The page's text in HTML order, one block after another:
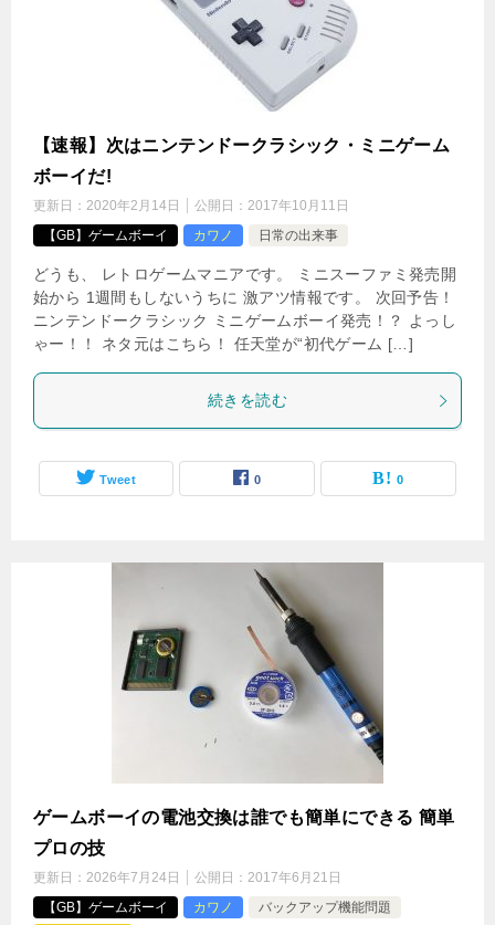
【速報】次はニンテンドークラシック・ミニゲーム
ボーイだ!
更新日： 2020年2月14日 公開日： 2017年10月11日
【GB】ゲームボーイ
カワノ 日常の出来事
どうも、 レトロゲームマニアです。 ミニスーファミ発売開
始から 1週間もしないうちに 激アツ情報です。 次回予告！
ニンテンドークラシック ミニゲームボーイ発売！？ よっし
ゃー！！ ネタ元はこちら！ 任天堂が“初代ゲーム […]
続きを読む
Tweet 0 0
ゲームボーイの電池交換は誰でも簡単にできる 簡単
プロの技
更新日： 2026年7月24日 公開日： 2017年6月21日
【GB】ゲームボーイ
カワノ
バックアップ機能問題